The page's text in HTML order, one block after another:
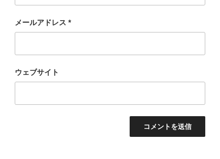
メールアドレス *
ウェブサイト